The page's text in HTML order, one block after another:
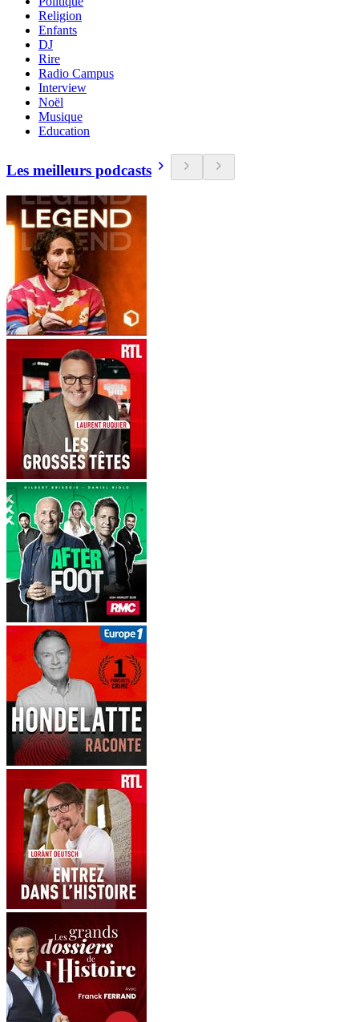
Religion
Enfants
DJ
Rire
Radio Campus
Interview
Noël
Musique
Education
Les meilleurs podcasts